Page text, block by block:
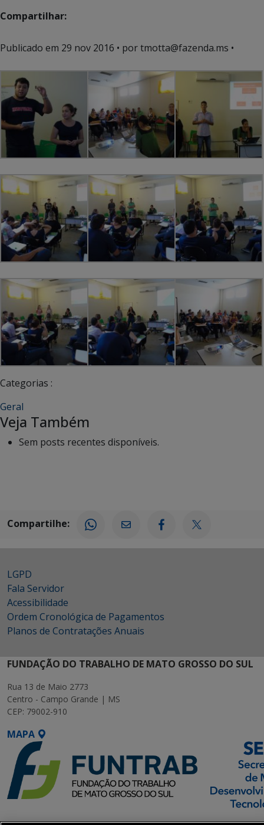
Compartilhar:
Publicado em 29 nov 2016 • por tmotta@fazenda.ms •
Categorias :
Geral
Veja Também
Sem posts recentes disponíveis.
Compartilhe:
LGPD
Fala Servidor
Acessibilidade
Ordem Cronológica de Pagamentos
Planos de Contratações Anuais
FUNDAÇÃO DO TRABALHO DE MATO GROSSO DO SUL
Rua 13 de Maio 2773
Centro - Campo Grande | MS
CEP: 79002-910
MAPA